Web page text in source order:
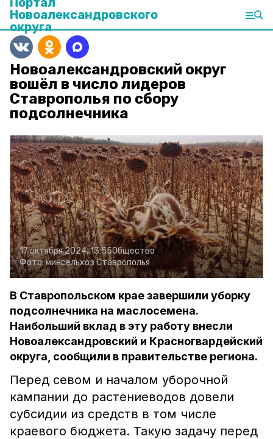
Новоалександровского
округа
Новоалександровский округ
вошёл в число лидеров
Ставрополья по сбору
подсолнечника
17 октября 2024, 13:55Общество
Фото:минсельхоз Ставрополья
В Ставропольском крае завершили уборку
подсолнечника на маслосемена.
Наибольший вклад в эту работу внесли
Новоалександровский и Красногвардейский
округа, сообщили в правительстве региона.
Перед севом и началом уборочной
кампании до растениеводов довели
субсидии из средств в том числе
краевого бюджета. Такую задачу перед